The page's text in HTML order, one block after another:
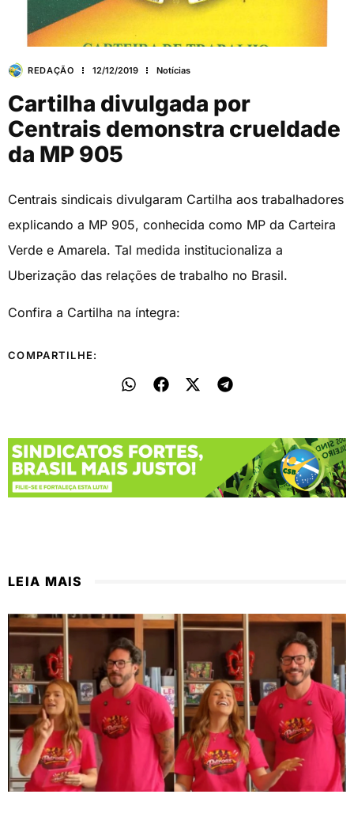
REDAÇÃO 12/12/2019 Notícias
Cartilha divulgada por
Centrais demonstra crueldade
da MP 905
Centrais sindicais divulgaram Cartilha aos trabalhadores
explicando a MP 905, conhecida como MP da Carteira
Verde e Amarela. Tal medida institucionaliza a
Uberização das relações de trabalho no Brasil.
Confira a Cartilha na íntegra:
COMPARTILHE:
LEIA MAIS